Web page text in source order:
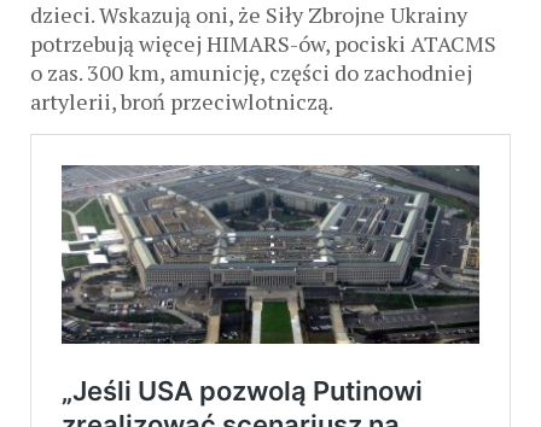
dzieci. Wskazują oni, że Siły Zbrojne Ukrainy
potrzebują więcej HIMARS-ów, pociski ATACMS
o zas. 300 km, amunicję, części do zachodniej
artylerii, broń przeciwlotniczą.